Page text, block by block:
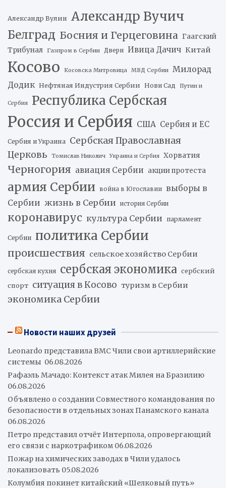
Александр Вулин Александр Вучич
Белград Босния и Герцеговина Гаагский
Трибунал Газпром в Сербии Двери Ивица Дачич Китай
Косово Косовска Митровица МВД Сербии Милорад
Додик Нефтяная Индустрия Сербии Нови Сад Путин и
Сербия Республика Сербская
Россия и Сербия США Сербия и ЕС
Сербия и Украина Сербская Православная
Церковь
Томислав Николич Украина и Сербия Хорватия
Черногория авиация Сербии акции протеста
армия Сербии война в Югославии
выборы в
Сербии жизнь в Сербии история Сербии
коронавирус культура Сербии парламент
Сербии политика Сербии
происшествия сельское хозяйство Сербии
сербская кухня сербская экономика сербский
спорт ситуация в Косово туризм в Сербии
экономика Сербии
Новости наших друзей
Leonardo представила ВМС Чили свои артиллерийские
системы 06.08.2026
Рафаэль Мачадо: Контекст атак Милея на Бразилию
06.08.2026
Объявлено о создании Совместного командования по
безопасности в отдельных зонах Панамского канала
06.08.2026
Петро представил отчёт Интерпола, опровергающий
его связи с наркотрафиком 06.08.2026
Пожар на химических заводах в Чили удалось
локализовать 05.08.2026
Колумбия покинет китайский «Шелковый путь»